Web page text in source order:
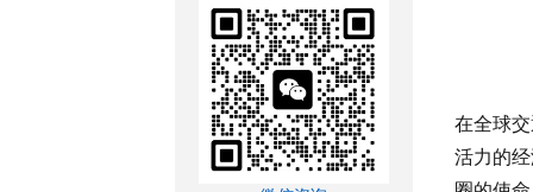
在全球
活力的